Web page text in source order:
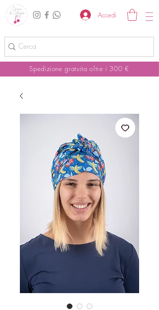
Accedi
Spedizione gratuita oltre i 300 €